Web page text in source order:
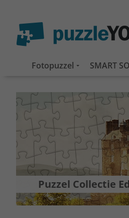
Fotopuzzel SMART
Puzzel Collectie